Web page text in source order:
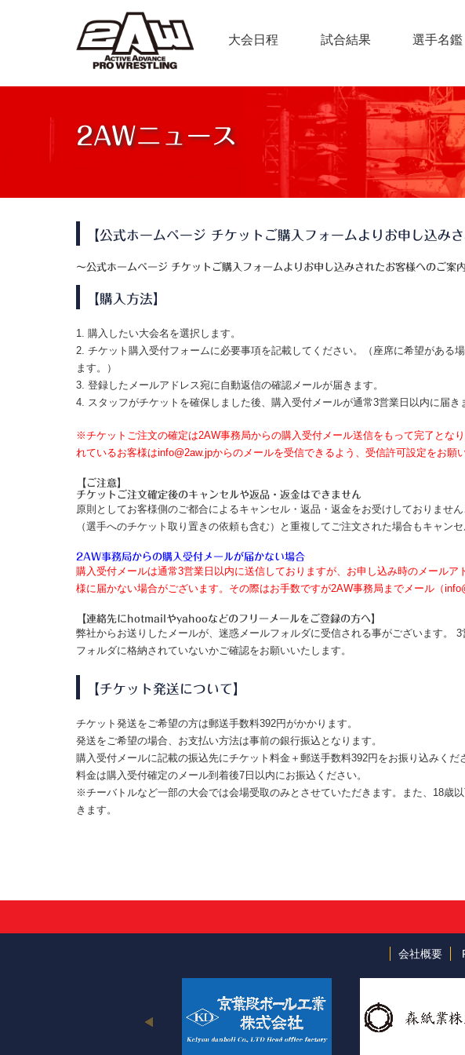
大会日程 試合結果 選手名鑑
2AWニュース
【公式ホームページ チケットご購入フォームよりお申し込み
〜公式ホームページ チケットご購入フォームよりお申し込みされたお客様へのご案
【購入方法】
1. 購入したい大会名を選択します。
2. チケット購入受付フォームに必要事項を記載してください。（座席に希望がある
ます。）
3. 登録したメールアドレス宛に自動返信の確認メールが届きます。
4. スタッフがチケットを確保しました後、購入受付メールが通常3営業日以内に届き
※チケットご注文の確定は2AW事務局からの購入受付メール送信をもって完了とな
れているお客様はinfo@2aw.jpからのメールを受信できるよう、受信許可設定をお願
【ご注意】
チケットご注文確定後のキャンセルや返品・返金はできません
原則としてお客様側のご都合によるキャンセル・返品・返金をお受けしておりませ
（選手へのチケット取り置きの依頼も含む）と重複してご注文された場合もキャン
2AW事務局からの購入受付メールが届かない場合
購入受付メールは通常3営業日以内に送信しておりますが、お申し込み時のメール
様に届かない場合がございます。その際はお手数ですが2AW事務局までメール（
【連絡先にhotmailやyahooなどのフリーメールをご登録の方へ】
弊社からお送りしたメールが、迷惑メールフォルダに受信される事がございます。
フォルダに格納されていないかご確認をお願いいたします。
【チケット発送について】
チケット発送をご希望の方は郵送手数料392円がかかります。
発送をご希望の場合、お支払い方法は事前の銀行振込となります。
購入受付メールに記載の振込先にチケット料金＋郵送手数料392円をお振り込みく
料金は購入受付確定のメール到着後7日以内にお振込ください。
※チーバトルなど一部の大会では会場受取のみとさせていただきます。また、18歳
きます。
会社概要